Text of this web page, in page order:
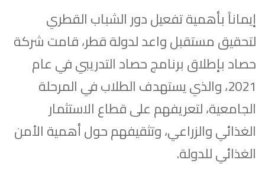
إيماناً بأهمية تفعيل دور الشباب القطري
لتحقيق مستقبل واعد لدولة قطر، قامت شركة
حصاد بإطلاق برنامج حصاد التدريبي في عام
2021، والذي يستهدف الطلاب في المرحلة
الجامعية، لتعريفهم على قطاع الاستثمار
الغذائي والزراعي، وتثقيفهم حول أهمية الأمن
الغذائي للدولة.